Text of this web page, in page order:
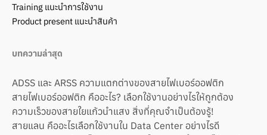
Training แนะนำการใช้งาน
Product present แนะนำสินค้า
บทความล่าสุด
ADSS และ ARSS ความแตกต่างของสายไฟเบอร์ออฟติก
สายไฟเบอร์ออฟติก คืออะไร? เลือกใช้งานอย่างไรให้ถูกต้อง
ความเร็วของสายใยแก้วนำแสง สิ่งที่คุณจำเป็นต้องรู้!
สายแลน คืออะไรเลือกใช้งานใน Data Center อย่างไรดี